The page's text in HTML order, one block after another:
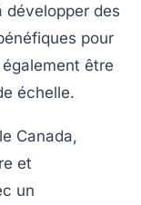
développer des
pour
être
échelle.
Canada,
et
un